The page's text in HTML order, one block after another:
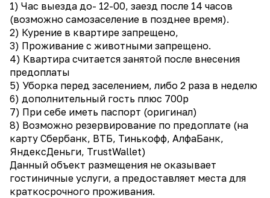
1) Час выезда до- 12-00, заезд после 14 часов
(возможно самозаселение в позднее время).
2) Курение в квартире запрещено,
3) Проживание с животными запрещено.
4) Квартира считается занятой после внесения
предоплаты
5) Уборка перед заселением, либо 2 раза в неделю
6) дополнительный гость плюс 700р
7) При себе иметь паспорт (оригинал)
8) Возможно резервирование по предоплате (на
карту Сбербанк, ВТБ, Тинькофф, АлфаБанк,
ЯндексДеньги, TrustWallet)
Данный объект размещения не оказывает
гостиничные услуги, а предоставляет места для
краткосрочного проживания.